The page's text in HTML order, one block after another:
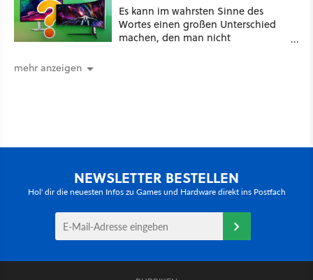
Es kann im wahrsten Sinne des
Wortes einen großen Unterschied
machen, den man nicht
mehr anzeigen
NEWSLETTER BESTELLEN
Hol' dir die neuesten Infos zu Games und Hardware direkt ins Postfach